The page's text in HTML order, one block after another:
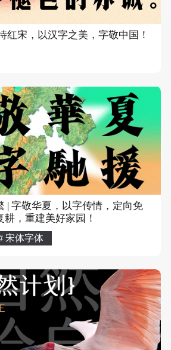
红宋，以汉字之美，字敬中国！
| 字敬华夏，以字传情，定向免
，重建美好家园！
宋体字体